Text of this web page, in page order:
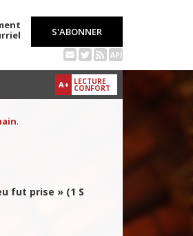
S'ABONNER
API
A+ LECTURE
CONFORT
.
fut prise » (1 S